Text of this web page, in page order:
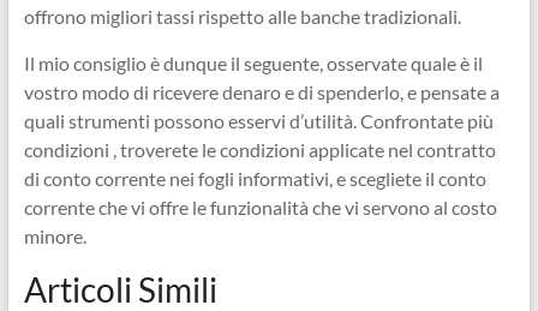
offrono migliori tassi rispetto alle banche tradizionali.
Il mio consiglio è dunque il seguente, osservate quale è il
vostro modo di ricevere denaro e di spenderlo, e pensate a
quali strumenti possono esservi d’utilità. Confrontate più
condizioni , troverete le condizioni applicate nel contratto
di conto corrente nei fogli informativi, e scegliete il conto
corrente che vi offre le funzionalità che vi servono al costo
minore.
Articoli Simili